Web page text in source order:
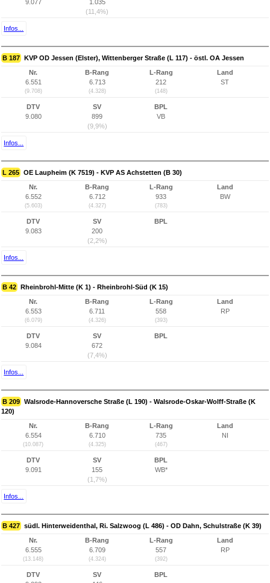
9.077
1.035
(11,4%)
Infos...
B 187 KVP OD Jessen (Elster), Wittenberger Straße (L 117) - östl. OA Jessen
Nr.
6.551
(9.708)
B-Rang
6.713
(4.328)
L-Rang
212
(148)
Land
ST
DTV
9.080
SV
899
(9,9%)
BPL
VB
Infos...
L 265 OE Laupheim (K 7519) - KVP AS Achstetten (B 30)
Nr.
6.552
(5.603)
B-Rang
6.712
(4.327)
L-Rang
933
(783)
Land
BW
DTV
9.083
SV
200
(2,2%)
BPL
Infos...
B 42 Rheinbrohl-Mitte (K 1) - Rheinbrohl-Süd (K 15)
Nr.
6.553
(6.079)
B-Rang
6.711
(4.326)
L-Rang
558
(393)
Land
RP
DTV
9.084
SV
672
(7,4%)
BPL
Infos...
B 209 Walsrode-Hannoversche Straße (L 190) - Walsrode-Oskar-Wolff-Straße (K
120)
Nr.
6.554
(10.087)
B-Rang
6.710
(4.325)
L-Rang
735
(467)
Land
NI
DTV
9.091
SV
155
(1,7%)
BPL
WB*
Infos...
B 427 südl. Hinterweidenthal, Ri. Salzwoog (L 486) - OD Dahn, Schulstraße (K 39)
Nr.
6.555
(13.148)
B-Rang
6.709
(4.324)
L-Rang
557
(392)
Land
RP
DTV
SV
BPL